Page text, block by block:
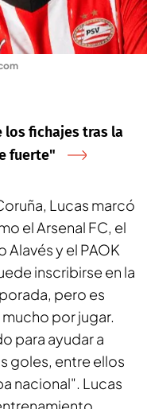
los fichajes tras la
fuerte"
Lucas marcó
el Arsenal FC, el
y el PAOK
inscribirse en la
pero es
por jugar.
para ayudar a
goles, entre ellos
nacional". Lucas